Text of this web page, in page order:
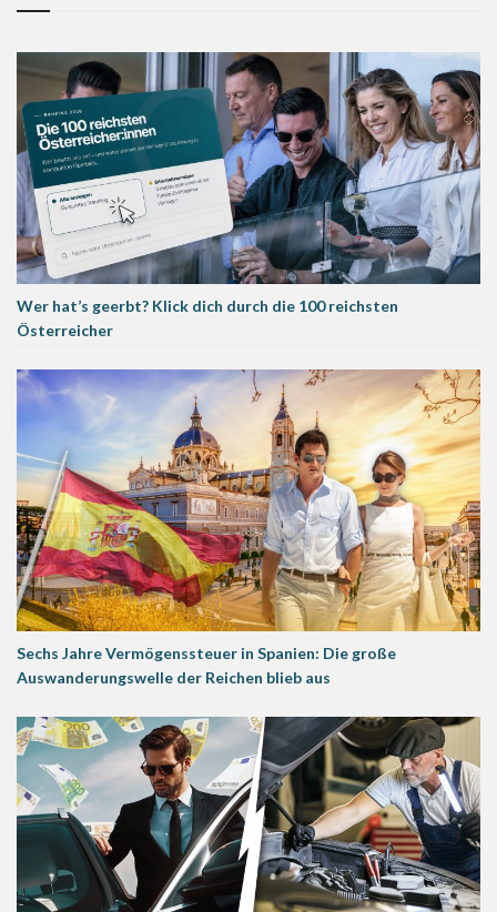
Wer hat’s geerbt? Klick dich durch die 100 reichsten
Österreicher
Sechs Jahre Vermögenssteuer in Spanien: Die große
Auswanderungswelle der Reichen blieb aus